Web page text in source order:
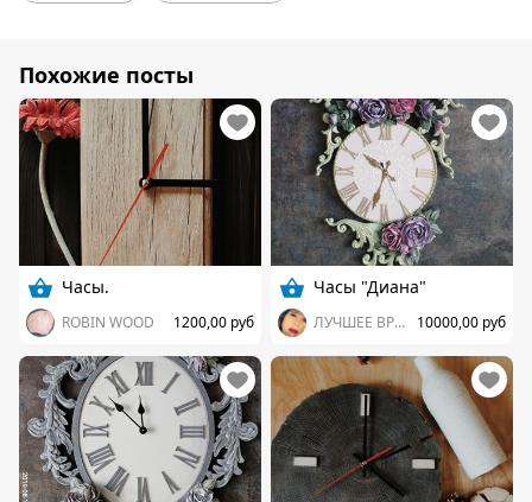
Похожие посты
Часы.
ROBIN WOOD 1200,00 руб
Часы "Диана"
ЛУЧШЕЕ ВРЕМЯ 10000,00 руб